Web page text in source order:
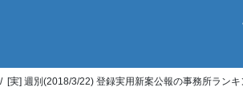
[実] 週別(2018/3/22) 登録実用新案公報の事務所ランキ